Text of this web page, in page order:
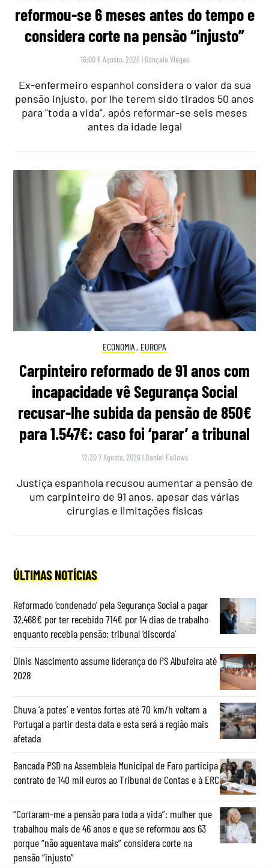
reformou-se 6 meses antes do tempo e
considera corte na pensão “injusto”
16:00 6 Agosto, 2026 | Gonçalo Viegas
Ex-enfermeiro espanhol considera o valor da sua
pensão injusto, por lhe terem sido tirados 50 anos
para "toda a vida", após reformar-se seis meses
antes da idade legal
ECONOMIA , EUROPA
Carpinteiro reformado de 91 anos com
incapacidade vê Segurança Social
recusar-lhe subida da pensão de 850€
para 1.547€: caso foi ‘parar’ a tribunal
12:30 7 Agosto, 2026 | Daniel Fallows
Justiça espanhola recusou aumentar a pensão de
um carpinteiro de 91 anos, apesar das várias
cirurgias e limitações físicas
ÚLTIMAS NOTÍCIAS
Reformado ‘condenado’ pela Segurança Social a pagar
32.468€ por ter recebido 714€ por 14 dias de trabalho
enquanto recebia pensão: tribunal ‘discorda’
Dinis Nascimento assume liderança do PS Albufeira até
2028
Chuva ‘a potes’ e ventos fortes até 70 km/h voltam a
Portugal a partir desta data e esta será a região mais
afetada
Bancada PSD na Assembleia Municipal de Faro participa
contrato de 140 mil euros ao Tribunal de Contas e à ERC
“Cortaram-me a pensão para toda a vida”: mulher que
trabalhou mais de 46 anos e que se reformou aos 63
porque “não aguentava mais” considera corte na
pensão “injusto”